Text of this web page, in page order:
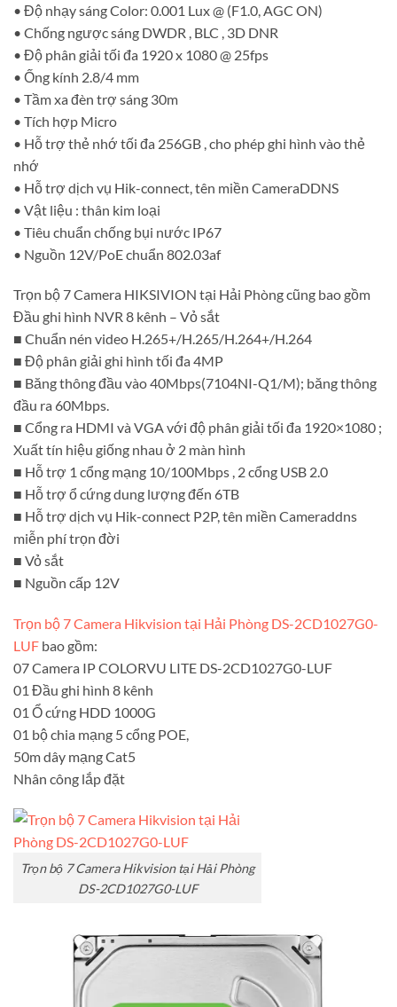
• Độ nhạy sáng Color: 0.001 Lux @ (F1.0, AGC ON)
• Chống ngược sáng DWDR , BLC , 3D DNR
• Độ phân giải tối đa 1920 x 1080 @ 25fps
• Ống kính 2.8/4 mm
• Tầm xa đèn trợ sáng 30m
• Tích hợp Micro
• Hỗ trợ thẻ nhớ tối đa 256GB , cho phép ghi hình vào thẻ
nhớ
• Hỗ trợ dịch vụ Hik-connect, tên miền CameraDDNS
• Vật liệu : thân kim loại
• Tiêu chuẩn chống bụi nước IP67
• Nguồn 12V/PoE chuẩn 802.03af
Trọn bộ 7 Camera HIKSIVION tại Hải Phòng cũng bao gồm
Đầu ghi hình NVR 8 kênh – Vỏ sắt
■ Chuẩn nén video H.265+/H.265/H.264+/H.264
■ Độ phân giải ghi hình tối đa 4MP
■ Băng thông đầu vào 40Mbps(7104NI-Q1/M); băng thông
đầu ra 60Mbps.
■ Cổng ra HDMI và VGA với độ phân giải tối đa 1920×1080 ;
Xuất tín hiệu giống nhau ở 2 màn hình
■ Hỗ trợ 1 cổng mạng 10/100Mbps , 2 cổng USB 2.0
■ Hỗ trợ ổ cứng dung lượng đến 6TB
■ Hỗ trợ dịch vụ Hik-connect P2P, tên miền Cameraddns
miễn phí trọn đời
■ Vỏ sắt
■ Nguồn cấp 12V
Trọn bộ 7 Camera Hikvision tại Hải Phòng DS-2CD1027G0-
LUF bao gồm:
07 Camera IP COLORVU LITE DS-2CD1027G0-LUF
01 Đầu ghi hình 8 kênh
01 Ổ cứng HDD 1000G
01 bộ chia mạng 5 cổng POE,
50m dây mạng Cat5
Nhân công lắp đặt
Trọn bộ 7 Camera Hikvision tại Hải Phòng
DS-2CD1027G0-LUF